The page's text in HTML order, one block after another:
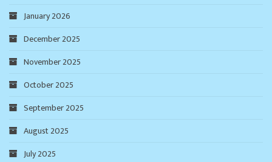
January 2026
December 2025
November 2025
October 2025
September 2025
August 2025
July 2025